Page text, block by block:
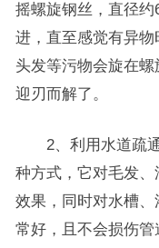
摇螺旋钢丝，直径
进，直至感觉有异
头发等污物会旋在
迎刃而解了。
2、利用水道疏通
种方式，它对毛发
效果，同时对水槽
常好，且不会损伤